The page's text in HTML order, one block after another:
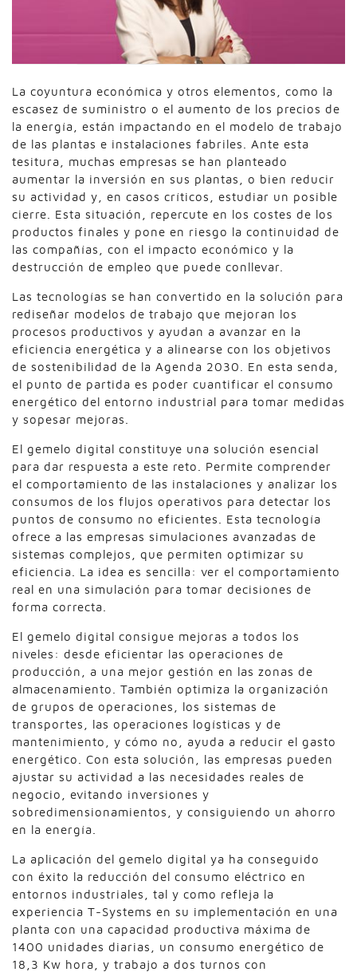
La coyuntura económica y otros elementos, como la
escasez de suministro o el aumento de los precios de
la energía, están impactando en el modelo de trabajo
de las plantas e instalaciones fabriles. Ante esta
tesitura, muchas empresas se han planteado
aumentar la inversión en sus plantas, o bien reducir
su actividad y, en casos críticos, estudiar un posible
cierre. Esta situación, repercute en los costes de los
productos finales y pone en riesgo la continuidad de
las compañías, con el impacto económico y la
destrucción de empleo que puede conllevar.
Las tecnologías se han convertido en la solución para
rediseñar modelos de trabajo que mejoran los
procesos productivos y ayudan a avanzar en la
eficiencia energética y a alinearse con los objetivos
de sostenibilidad de la Agenda 2030. En esta senda,
el punto de partida es poder cuantificar el consumo
energético del entorno industrial para tomar medidas
y sopesar mejoras.
El gemelo digital constituye una solución esencial
para dar respuesta a este reto. Permite comprender
el comportamiento de las instalaciones y analizar los
consumos de los flujos operativos para detectar los
puntos de consumo no eficientes. Esta tecnología
ofrece a las empresas simulaciones avanzadas de
sistemas complejos, que permiten optimizar su
eficiencia. La idea es sencilla: ver el comportamiento
real en una simulación para tomar decisiones de
forma correcta.
El gemelo digital consigue mejoras a todos los
niveles: desde eficientar las operaciones de
producción, a una mejor gestión en las zonas de
almacenamiento. También optimiza la organización
de grupos de operaciones, los sistemas de
transportes, las operaciones logísticas y de
mantenimiento, y cómo no, ayuda a reducir el gasto
energético. Con esta solución, las empresas pueden
ajustar su actividad a las necesidades reales de
negocio, evitando inversiones y
sobredimensionamientos, y consiguiendo un ahorro
en la energía.
La aplicación del gemelo digital ya ha conseguido
con éxito la reducción del consumo eléctrico en
entornos industriales, tal y como refleja la
experiencia T-Systems en su implementación en una
planta con una capacidad productiva máxima de
1400 unidades diarias, un consumo energético de
18,3 Kw hora, y trabajo a dos turnos con